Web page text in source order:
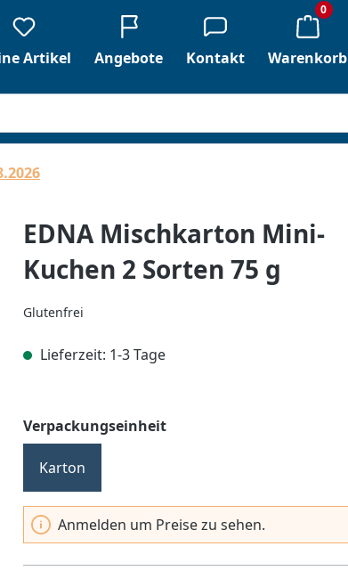
Artikel Angebote Kontakt
0
Warenkorb
EDNA Mischkarton Mini-
Kuchen 2 Sorten 75 g
Glutenfrei
Lieferzeit: 1-3 Tage
Verpackungseinheitauswählen
Karton
Anmelden um Preise zu sehen.